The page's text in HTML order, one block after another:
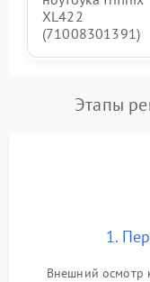
XL422
(71008301391)
Этапы
1.
Внешний осмотр